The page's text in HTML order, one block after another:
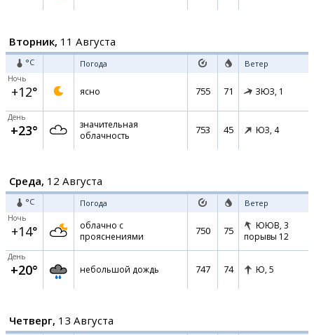
Вторник, 11 Августа
°C Погода Ветер
Ночь
+12° ясно 755 71 ЗЮЗ, 1
День
+23°
значительная
облачность
753 45 ЮЗ, 4
Среда, 12 Августа
°C Погода Ветер
Ночь
+14°
облачно с
прояснениями
750 75 ЮЮВ, 3
порывы 12
День
+20° небольшой дождь 747 74 Ю, 5
Четверг, 13 Августа